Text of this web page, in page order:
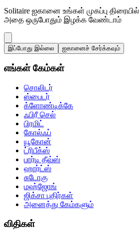
Solitaire ஐகானை உங்கள் முகப்பு
அதை ஒருபோதும் இழக்க வேண்டாம்
இப்போது இல்லை ஐகானைச் சேர்க்கவும்
எங்கள் கேம்கள்
சொலிடர்
ஸ்பைடர்
க்ளோண்டிக்கே
ஃபிரீ செல்
பிரமிட்
கோல்ஃப்
யூகோன்
ட்ரிபீக்ஸ்
பார்டி தீவ்ஸ்
ஹார்ட்ஸ்
சுடோகு
மஹ்ஜோங்
ஜிக்சா புதிர்கள்
அனைத்து கேம்களும்
விதிகள்